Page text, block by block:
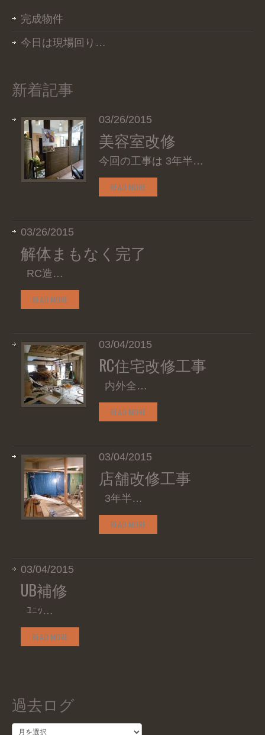
完成物件
今日は現場回り…
新着記事
03/26/2015
美容室改修
今回の工事は 3年半…
READ MORE
03/26/2015
解体まもなく完了
RC造…
READ MORE
03/04/2015
RC住宅改修工事
内外全…
READ MORE
03/04/2015
店舗改修工事
3年半…
READ MORE
03/04/2015
UB補修
ﾕﾆｯ…
READ MORE
過去ログ